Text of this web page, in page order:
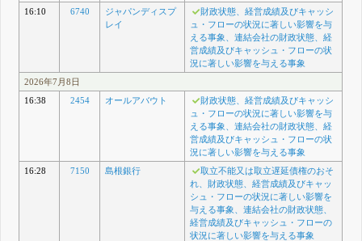
16:10
6740
ジャパンディスプ
レイ
財政状態、経営成績及びキャッシ
ュ・フローの状況に著しい影響を与
える事象、連結会社の財政状態、経
営成績及びキャッシュ・フローの状
況に著しい影響を与える事象
2026年7月8日
16:38
2454 オールアバウト
財政状態、経営成績及びキャッシ
ュ・フローの状況に著しい影響を与
える事象、連結会社の財政状態、経
営成績及びキャッシュ・フローの状
況に著しい影響を与える事象
16:28
7150 島根銀行
取立不能又は取立遅延債権のおそ
れ、財政状態、経営成績及びキャッ
シュ・フローの状況に著しい影響を
与える事象、連結会社の財政状態、
経営成績及びキャッシュ・フローの
状況に著しい影響を与える事象